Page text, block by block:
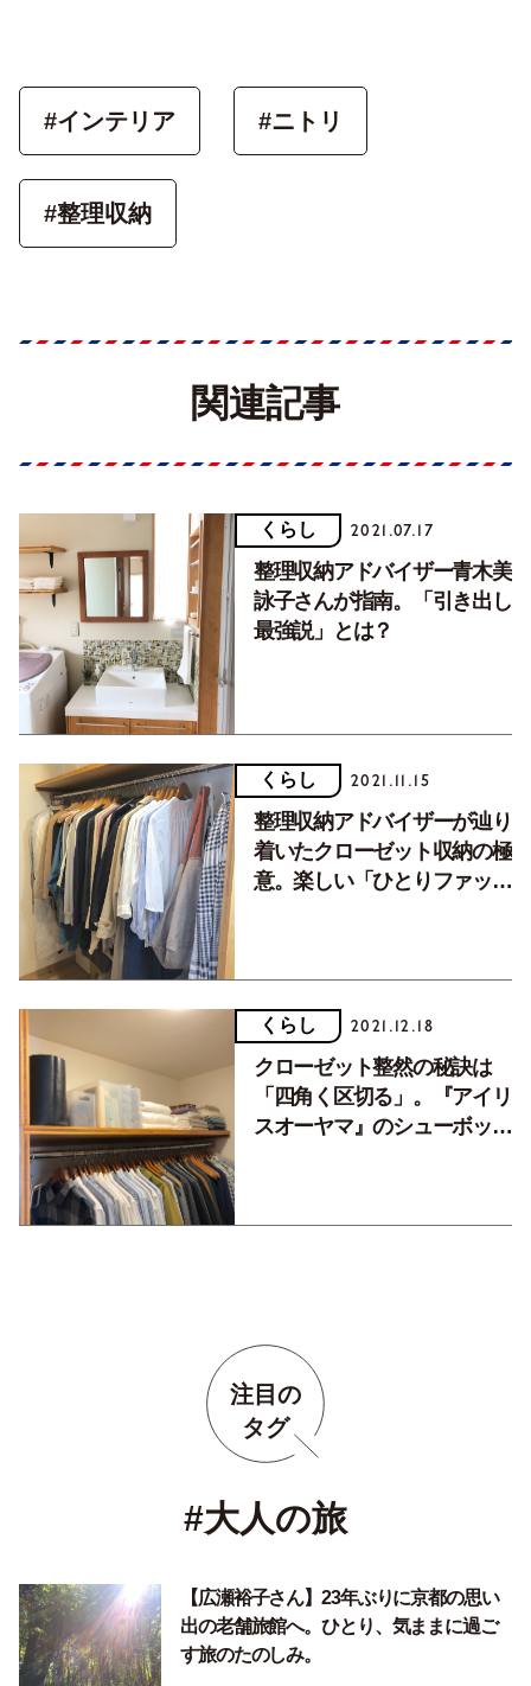
#インテリア #ニトリ
#整理収納
関連記事
くらし 2021.07.17
整理収納アドバイザー青木美
詠子さんが指南。「引き出し
最強説」とは？
くらし 2021.11.15
整理収納アドバイザーが辿り
着いたクローゼット収納の極
意。楽しい「ひとりファッシ
くらし 2021.12.18
クローゼット整然の秘訣は
「四角く区切る」。『アイリ
スオーヤマ』のシューボック
注目の
タグ
#大人の旅
【広瀬裕子さん】23年ぶりに京都の思い
出の老舗旅館へ。ひとり、気ままに過ご
す旅のたのしみ。